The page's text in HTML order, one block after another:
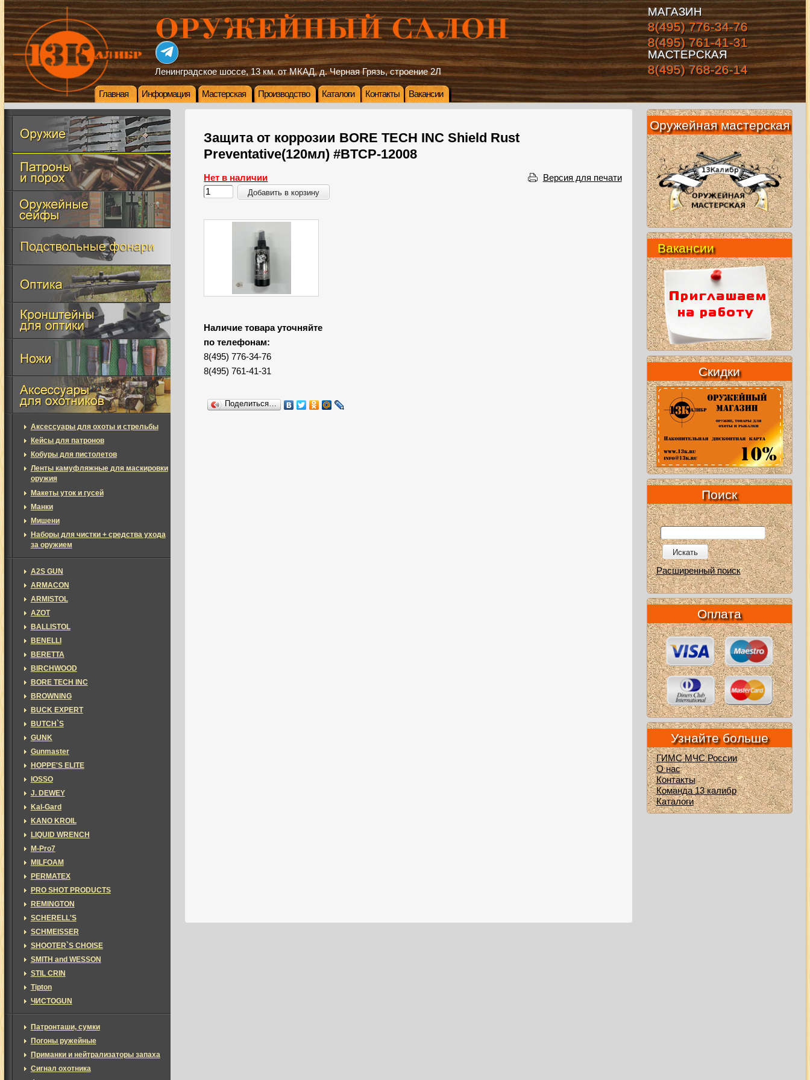
Ленинградское шоссе, 13 км. от МКАД, д. Черная Грязь, строение 2Л
МАГАЗИН
8(495) 776-34-76
8(495) 761-41-31
МАСТЕРСКАЯ
8(495) 768-26-14
Главная Информация Мастерская Производство Каталоги Контакты Вакансии
Защита от коррозии BORE TECH INC Shield Rust
Preventative(120мл) #BTCP-12008
Версия для печати
Нет в наличии
Добавить в корзину
Наличие товара уточняйте
по телефонам:
8(495) 776-34-76
8(495) 761-41-31
Поделиться…
Аксессуары для охоты и стрельбы
Кейсы для патронов
Кобуры для пистолетов
Ленты камуфляжные для маскировки
оружия
Макеты уток и гусей
Манки
Мишени
Наборы для чистки + средства ухода
за оружием
A2S GUN
ARMACON
ARMISTOL
AZOT
BALLISTOL
BENELLI
BERETTA
BIRCHWOOD
BORE TECH INC
BROWNING
BUCK EXPERT
BUTCH`S
GUNK
Gunmaster
HOPPE'S ELITE
IOSSO
J. DEWEY
Kal-Gard
KANO KROIL
LIQUID WRENCH
M-Pro7
MILFOAM
PERMATEX
PRO SHOT PRODUCTS
REMINGTON
SCHERELL'S
SCHMEISSER
SHOOTER`S CHOISE
SMITH and WESSON
STIL CRIN
Tipton
ЧИСТОGUN
Патронташи, сумки
Погоны ружейные
Приманки и нейтрализаторы запаха
Сигнал охотника
Оружейная мастерская
Вакансии
Скидки
Поиск
Искать
Расширенный поиск
Оплата
Узнайте больше
ГИМС МЧС России
О нас
Контакты
Команда 13 калибр
Каталоги